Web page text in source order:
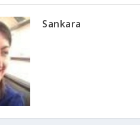
Sankara